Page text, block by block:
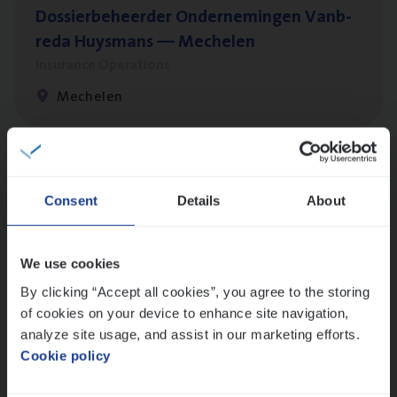
Consent Details About
We use cookies
By clicking “Accept all cookies”, you agree to the storing
of cookies on your device to enhance site navigation,
analyze site usage, and assist in our marketing efforts.
Cookie policy
Dos­sier­be­heer­der Onder­ne­min­gen Van­b­
re­da Huys­mans — Mechelen
Mechelen
Insurance Operations
Client Exe­cu­ti­ve Marine
Insurance Operations